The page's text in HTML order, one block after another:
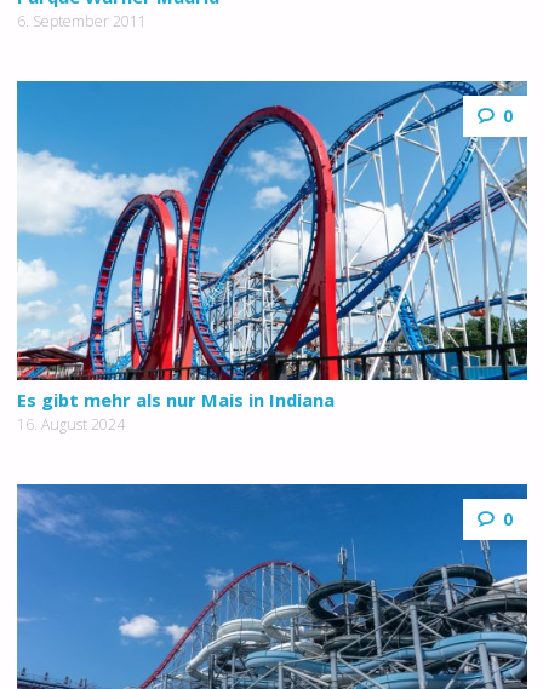
6. September 2011
0
Es gibt mehr als nur Mais in Indiana
16. August 2024
0